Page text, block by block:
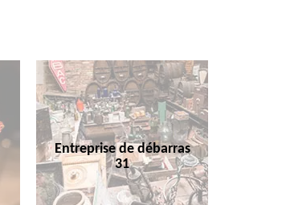
Entreprise de débarras
31